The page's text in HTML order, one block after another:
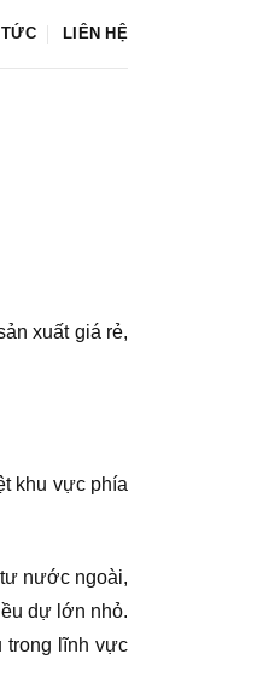
LIÊN HỆ
xuất giá rẻ,
khu vực phía
nước ngoài,
dự lớn nhỏ.
trong lĩnh vực